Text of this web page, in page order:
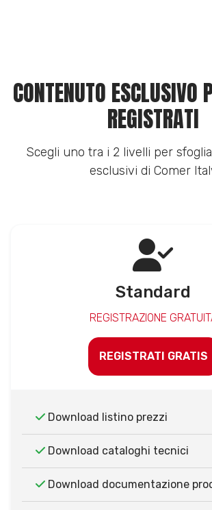
CONTENUTO ESCLUSIVO
REGISTRATI
Scegli uno tra i 2 livelli per
esclusivi di Comer
Standard
REGISTRAZIONE
REGISTRATI GRATIS
Download listino prezzi
Download cataloghi tecnici
Download documentazione